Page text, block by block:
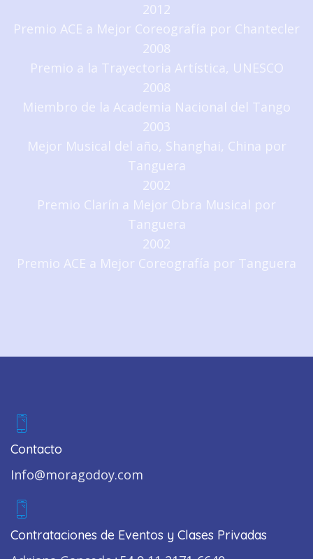
2012
Premio ACE a Mejor Coreografía por Chantecler
2008
Premio a la Trayectoria Artística, UNESCO
2008
Miembro de la Academia Nacional del Tango
2003
Mejor Musical del año, Shanghai, China por
Tanguera
2002
Premio Clarín a Mejor Obra Musical por
Tanguera
2002
Premio ACE a Mejor Coreografía por Tanguera
Contacto
Info@moragodoy.com
Contrataciones de Eventos y Clases Privadas